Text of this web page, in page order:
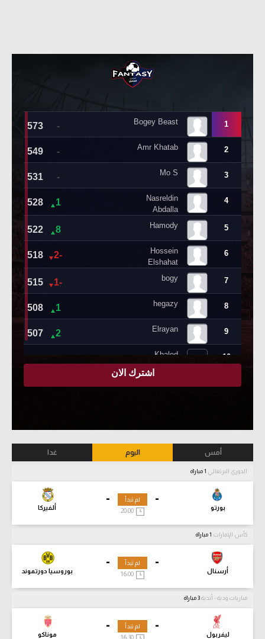
أمس اليوم غدا
الدوري البرتغالي
-
بورتو
-
ألفيركا
لم تبدأ
كأس الإمارات
-
أرسنال
-
بوروسيا دورتموند
لم تبدأ
مباريات ودية - أندية
-
ليفربول
-
موناكو
لم تبدأ